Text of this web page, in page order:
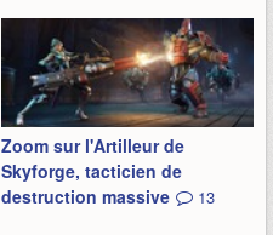
Zoom sur l'Artilleur de
Skyforge, tacticien de
destruction massive
13